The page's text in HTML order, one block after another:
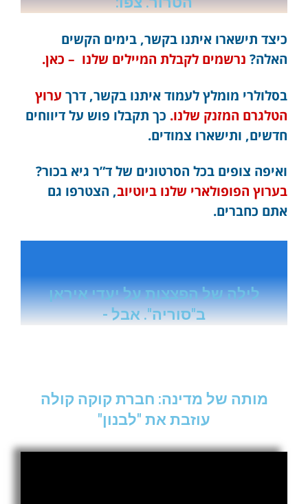
כיצד תישארו איתנו בקשר, בימים הקשים
האלה? נרשמים לקבלת המיילים שלנו – כאן.
בסלולרי מומלץ לעמוד איתנו בקשר, דרך ערוץ
הטלגרם המזנק שלנו. כך תקבלו פוש על דיווחים
חדשים, ותישארו צמודים.
ואיפה צופים בכל הסרטונים של ד”ר גיא בכור?
בערוץ הפופולארי שלנו ביוטיוב, הצטרפו גם
אתם כחברים.
לילה של הפצצות על יעדי איראן
ב"סוריה". אבל -
מותה של מדינה: חברת קוקה קולה
עוזבת את "לבנון"